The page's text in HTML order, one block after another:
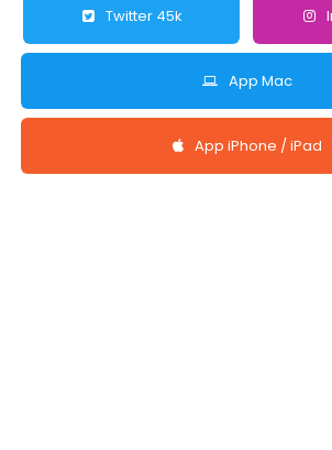
Twitter 45k
App Mac
App iPhone / iPad